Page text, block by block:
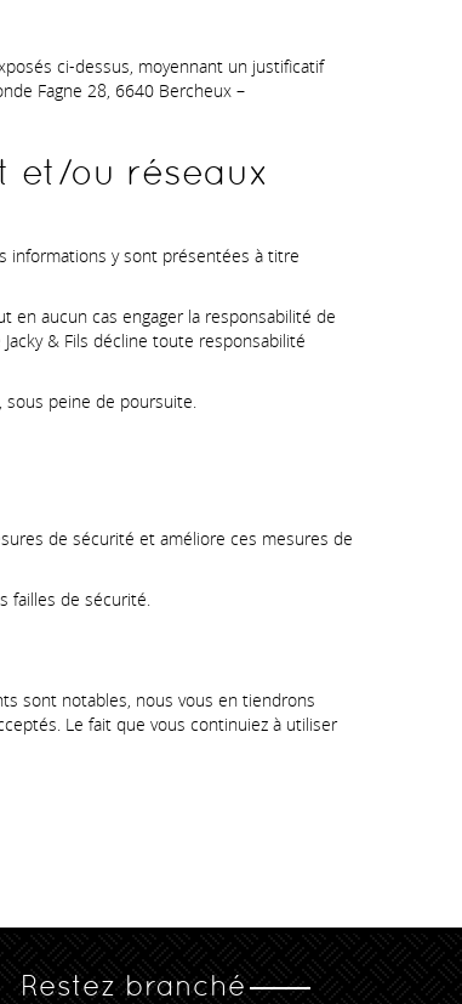
ci-dessus, moyennant un justificatif
Fagne 28, 6640 Bercheux –
et/ou réseaux
informations y sont présentées à titre
en aucun cas engager la responsabilité de
& Fils décline toute responsabilité
sous peine de poursuite.
de sécurité et améliore ces mesures de
failles de sécurité.
sont notables, nous vous en tiendrons
Le fait que vous continuiez à utiliser
Restez branché